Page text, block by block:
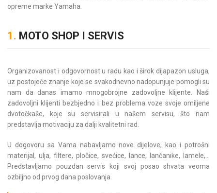
opreme marke Yamaha.
1. MOTO SHOP I SERVIS
Organizovanost i odgovornost u radu kao i širok dijapazon usluga,
uz postojeće znanje koje se svakodnevno nadopunjuje pomogli su
nam da danas imamo mnogobrojne zadovoljne klijente. Naši
zadovoljni klijenti bezbjedno i bez problema voze svoje omiljene
dvotočkaše, koje su servisirali u našem servisu, što nam
predstavlja motivaciju za dalji kvalitetni rad.
U dogovoru sa Vama nabavljamo nove dijelove, kao i potrošni
materijal, ulja, filtere, pločice, svećice, lance, lančanike, lamele,…
Predstavljamo pouzdan servis koji svoj posao shvata veoma
ozbiljno od prvog dana poslovanja.